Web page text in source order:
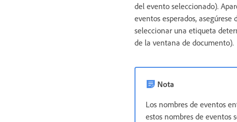
del evento seleccionado).
eventos esperados,
seleccionar una etiqueta
de la ventana de documento).
Nota
Los nombres de eventos
estos nombres de